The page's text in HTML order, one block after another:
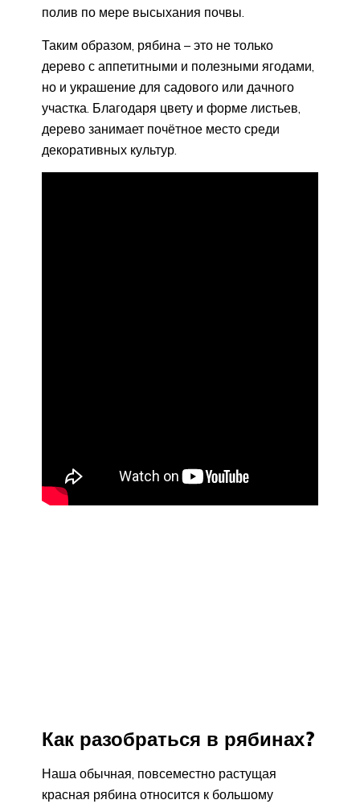
полив по мере высыхания почвы.
Таким образом, рябина – это не только
дерево с аппетитными и полезными ягодами,
но и украшение для садового или дачного
участка. Благодаря цвету и форме листьев,
дерево занимает почётное место среди
декоративных культур.
Как разобраться в рябинах?
Наша обычная, повсеместно растущая
красная рябина относится к большому